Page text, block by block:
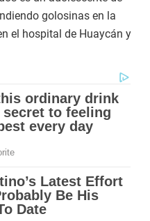
golosinas en la
el hospital de Huaycán y